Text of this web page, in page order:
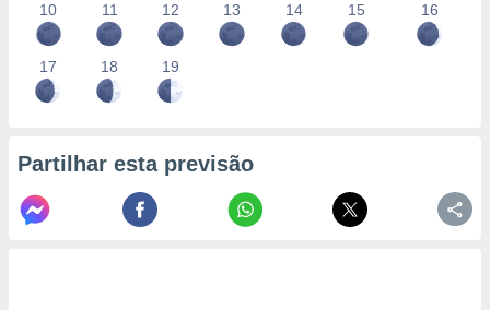
10 11 12 13 14 15 16
17 18 19
Partilhar esta previsão